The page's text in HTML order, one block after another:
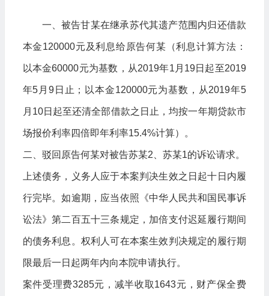
一、被告甘某在继承苏代其遗产范围内归还借款
本金120000元及利息给原告何某（利息计算方法：
以本金60000元为基数，从2019年1月19日起至2019
年5月9日止；以本金120000元为基数，从2019年5
月10日起至还清全部借款之日止，均按一年期贷款市
场报价利率四倍即年利率15.4%计算）。
二、驳回原告何某对被告苏某2、苏某1的诉讼请求。
上述债务，义务人应于本案判决生效之日起十日内履
行完毕。如逾期，应当依照《中华人民共和国民事诉
讼法》第二百五十三条规定，加倍支付迟延履行期间
的债务利息。权利人可在本案生效判决规定的履行期
限最后一日起两年内向本院申请执行。
案件受理费3285元，减半收取1643元，财产保全费